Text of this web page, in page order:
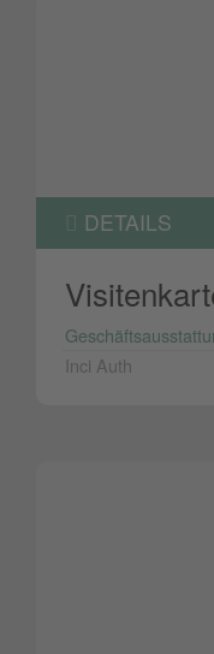
DETAILS
Inci Auth